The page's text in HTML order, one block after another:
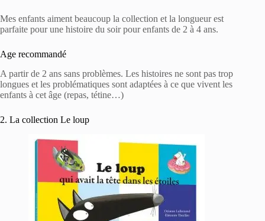
Mes enfants aiment beaucoup la collection et la longueur est
parfaite pour une histoire du soir pour enfants de 2 à 4 ans.
Age recommandé
A partir de 2 ans sans problèmes. Les histoires ne sont pas trop
longues et les problématiques sont adaptées à ce que vivent les
enfants à cet âge (repas, tétine…)
2. La collection Le loup